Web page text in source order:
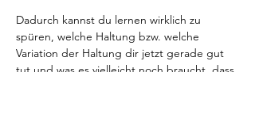
Dadurch kannst du lernen wirklich zu
spüren, welche Haltung bzw. welche
Variation der Haltung dir jetzt gerade gut
tut und was es vielleicht noch braucht, dass